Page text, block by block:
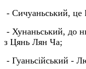
- Сичуаньський, це
- Хунаньський, до
з Цянь Лян Ча;
- Гуаньсійський -